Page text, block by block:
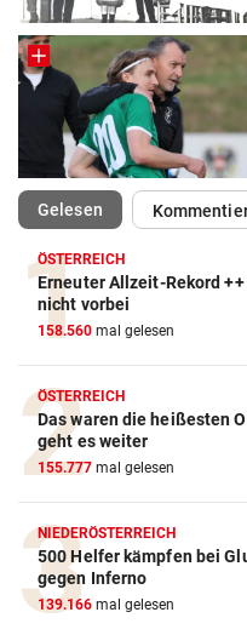
Gelesen(ausgewählt)
ÖSTERREICH
Erneuter Allzeit-Rekord
nicht vorbei
158.560 mal gelesen
ÖSTERREICH
Das waren die heißesten
geht es weiter
155.777 mal gelesen
NIEDERÖSTERREICH
500 Helfer kämpfen bei
gegen Inferno
139.166 mal gelesen